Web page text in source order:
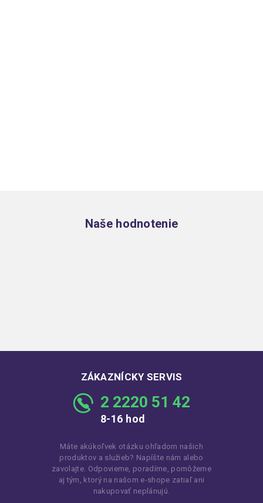
Naše hodnotenie
ZÁKAZNÍCKY SERVIS
2 2220 51 42
8-16 hod
Máte akúkoľvek otázku ohľadom našich
produktov a služieb? Napíšte nám alebo
zavolajte. Odpovieme, poradíme, pomôžeme
aj tým, ktorý na našom e-shope zatiaľ ani
nakupovať neplánujú.